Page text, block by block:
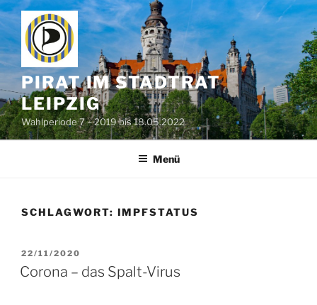
Zum
Inhalt
springen
PIRAT IM STADTRAT
LEIPZIG
Wahlperiode 7 – 2019 bis 18.05.2022
Menü
SCHLAGWORT: IMPFSTATUS
VERÖFFENTLICHT
AM
22/11/2020
Corona – das Spalt-Virus